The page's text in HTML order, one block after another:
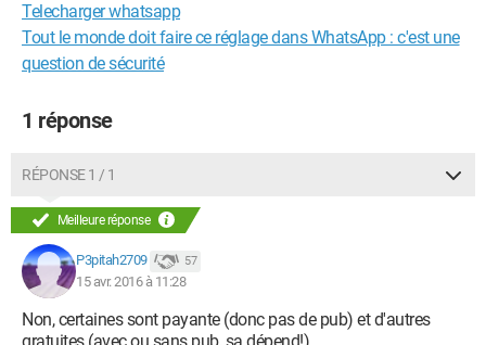
Telecharger whatsapp
Tout le monde doit faire ce réglage dans WhatsApp : c'est une
question de sécurité
1 réponse
RÉPONSE 1 / 1
Meilleure réponse
P3pitah2709 57
15 avr. 2016 à 11:28
Non, certaines sont payante (donc pas de pub) et d'autres